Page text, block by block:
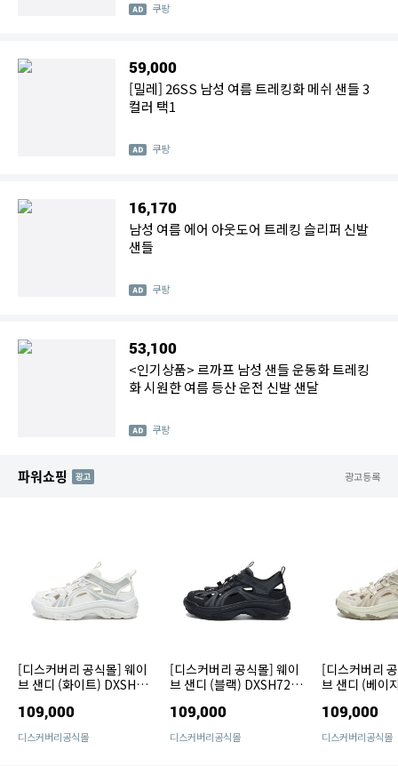
쿠팡
59,000
[밀레] 26SS 남성 여름 트레킹화 메쉬 샌들 3
컬러 택1
쿠팡
16,170
남성 여름 에어 아웃도어 트레킹 슬리퍼 신발
샌들
쿠팡
53,100
<인기상품> 르까프 남성 샌들 운동화 트레킹
화 시원한 여름 등산 운전 신발 샌달
쿠팡
파워쇼핑 AD 광고등록
[디스커버리 공식몰] 웨이
브 샌디 (화이트) DXSH72
포츠,여름,아웃도어,여름,
남성,남자,발편한,운동화,
트레킹,가벼운,경량]
109,000
디스커버리공식몰
[디스커버리 공식몰] 웨이
브 샌디 (블랙) DXSH724
츠,여름,아웃도어,여름,남
성,남자,발편한,운동화,트
레킹,가벼운,경량]
109,000
디스커버리공식몰
[디스커버리
브 샌디 (베이
포츠,여름,아
남성,남자,발
트레킹,가벼
109,000
디스커버리공식몰